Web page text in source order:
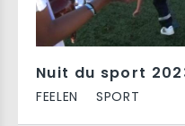
Nuit du sport
FEELEN SPORT